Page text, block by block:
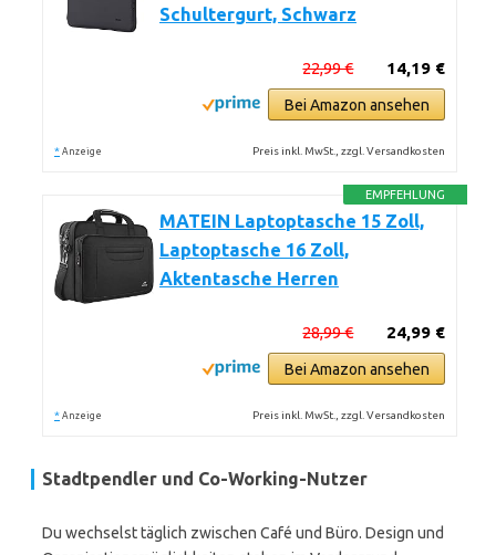
Schultergurt, Schwarz
14,19 €
22,99 €
Bei Amazon ansehen
* Anzeige Preis inkl. MwSt., zzgl. Versandkosten
EMPFEHLUNG
MATEIN Laptoptasche 15 Zoll,
Laptoptasche 16 Zoll,
Aktentasche Herren
24,99 €
28,99 €
Bei Amazon ansehen
* Anzeige Preis inkl. MwSt., zzgl. Versandkosten
Stadtpendler und Co-Working-Nutzer
Du wechselst täglich zwischen Café und Büro. Design und